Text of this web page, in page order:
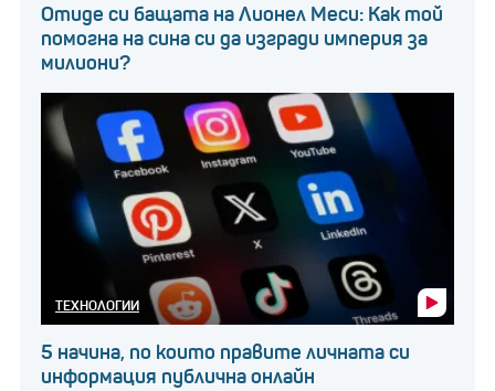
Отиде си бащата на Лионел Меси: Как той
помогна на сина си да изгради империя за
милиони?
ТЕХНОЛОГИИ
5 начина, по които правите личната си
информация публична онлайн